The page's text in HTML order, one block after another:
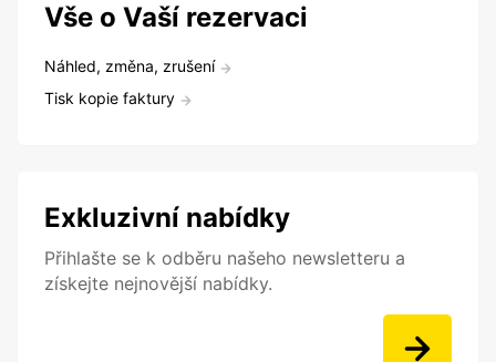
Vše o Vaší rezervaci
Náhled, změna, zrušení
Tisk kopie faktury
Exkluzivní nabídky
Přihlašte se k odběru našeho newsletteru a
získejte nejnovější nabídky.